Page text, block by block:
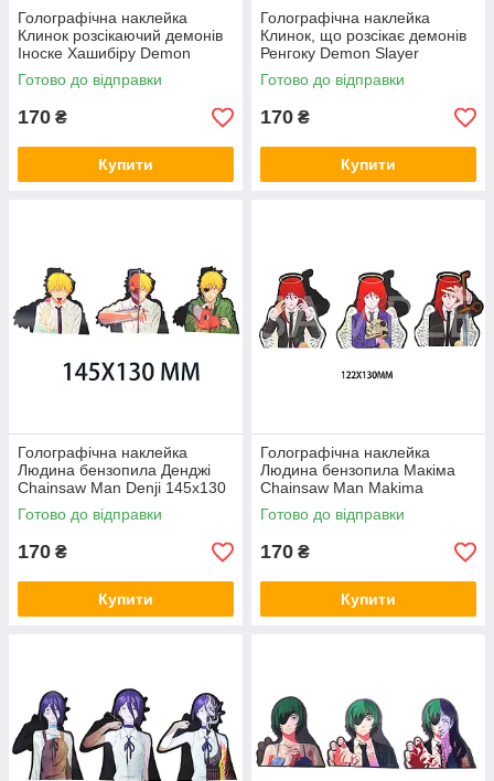
Голографічна наклейка
Клинок розсікаючий демонів
Іноске Хашибіру Demon
Slayer Inosuke Hashibira
110x135 мм
Готово до відправки
170 ₴
Купити
Голографічна наклейка
Клинок, що розсікає демонів
Ренгоку Demon Slayer
Rengoku
Готово до відправки
170 ₴
Купити
Голографічна наклейка
Людина бензопила Денджі
Chainsaw Man Denji 145x130
мм
Готово до відправки
170 ₴
Купити
Голографічна наклейка
Людина бензопила Макіма
Chainsaw Man Makima
122x130 мм
Готово до відправки
170 ₴
Купити